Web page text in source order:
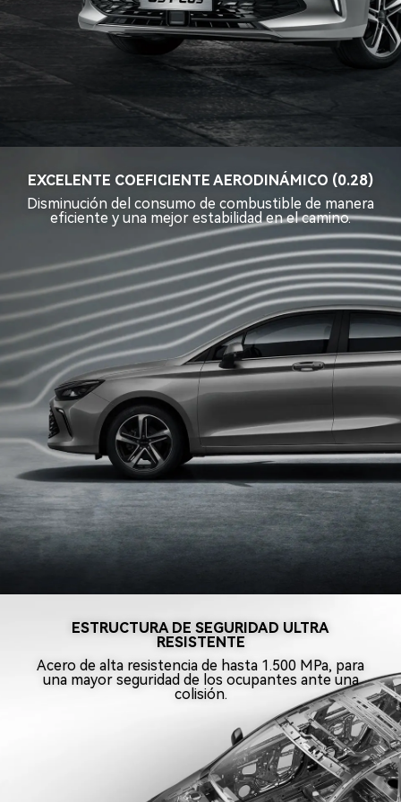
EXCELENTE COEFICIENTE AERODINÁMICO (0.28)
Disminución del consumo de combustible de manera
eficiente y una mejor estabilidad en el camino.
ESTRUCTURA DE SEGURIDAD ULTRA
RESISTENTE
Acero de alta resistencia de hasta 1.500 MPa, para
una mayor seguridad de los ocupantes ante una
colisión.